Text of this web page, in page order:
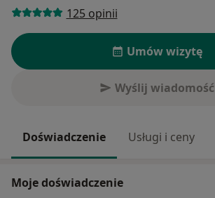
125 opinii
Umów wizytę
Wyślij wiadomość
Doświadczenie Usługi i ceny
Moje doświadczenie